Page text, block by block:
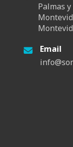
Palmas
Email